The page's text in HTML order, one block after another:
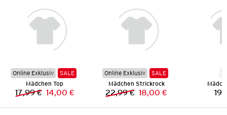
Online Exklusiv
SALE
Mädchen Top
Vorheriger Preis:
17,99 € Neuer Preis:
14,00 €
Online Exklusiv
SALE
Mädchen Strickrock
Vorheriger Preis:
22,99 € Neuer Preis:
18,00 €